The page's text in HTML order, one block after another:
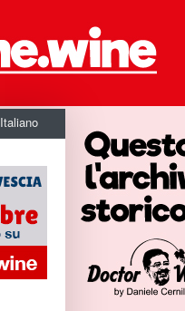
Italiano